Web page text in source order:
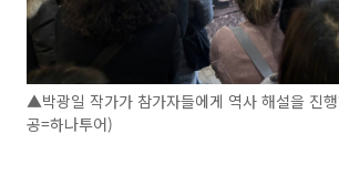
▲박광일 작가가 참가자들에게 역사 해설을 진
공=하나투어)